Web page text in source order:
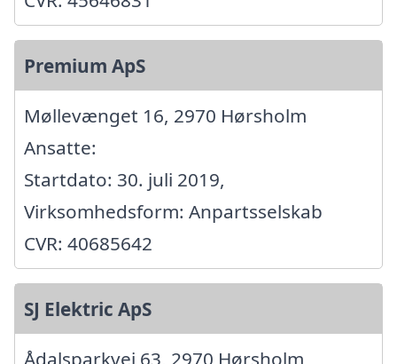
Premium ApS
Møllevænget 16, 2970 Hørsholm
Ansatte:
Startdato: 30. juli 2019,
Virksomhedsform: Anpartsselskab
CVR: 40685642
SJ Elektric ApS
Ådalsparkvej 63, 2970 Hørsholm